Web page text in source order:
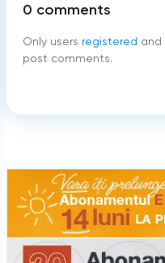
0 comments
Only users registered and
post comments.